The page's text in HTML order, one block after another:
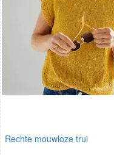
Rechte mouwloze trui